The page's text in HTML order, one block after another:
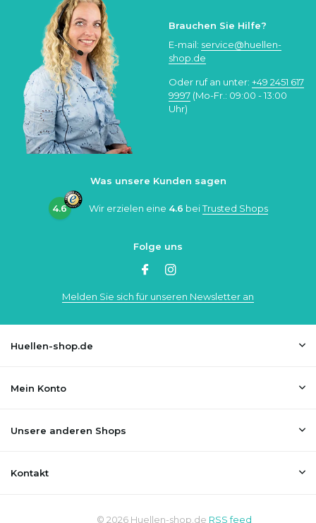
Brauchen Sie Hilfe?
E-mail: service@huellen-
shop.de
Oder ruf an unter: +49 2451 617
9997 (Mo-Fr.: 09:00 - 13:00
Uhr)
Was unsere Kunden sagen
4.6 Wir erzielen eine 4.6 beiTrusted Shops
Folge uns
Melden Sie sich für unseren Newsletter an
Huellen-shop.de
Mein Konto
Unsere anderen Shops
Kontakt
© 2026 Huellen-shop.de RSS feed